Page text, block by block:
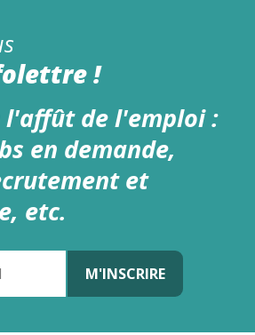
!
l'affût de l'emploi :
en demande,
et
etc.